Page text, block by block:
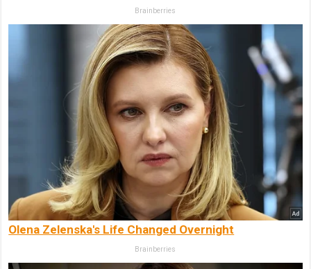
Brainberries
Olena Zelenska's Life Changed Overnight
Brainberries